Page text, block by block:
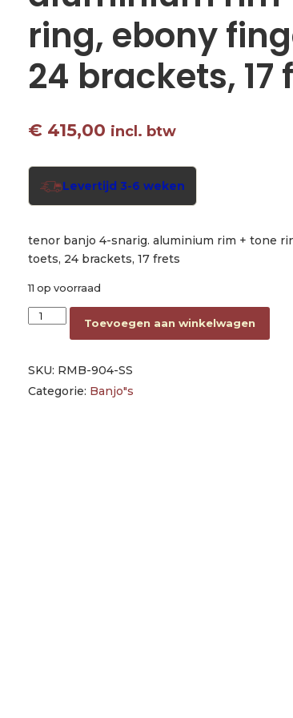
ring, ebony
24 brackets, 17
€ 415,00 incl. btw
Levertijd 3-6 weken
tenor banjo 4-snarig. aluminium rim + tone
toets, 24 brackets, 17 frets
11 op voorraad
tenor banjo 4-string, aluminium rim + tone
Toevoegen aan winkelwagen
SKU: RMB-904-SS
Categorie: Banjo"s